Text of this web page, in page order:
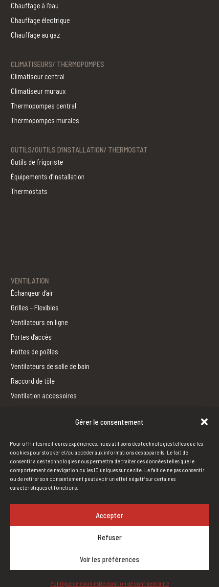
Gérer le consentement
Pour offrir les meilleures expériences, nous utilisons des technologies telles que les
cookies pour stocker et/ou accéder aux informations des appareils. Le fait de
consentir à ces technologies nous permettra de traiter des données telles que le
comportement de navigation ou les ID uniques sur ce site. Le fait de ne pas consentir
ou de retirer son consentement peut avoir un effet négatif sur certaines
caractéristiques et fonctions.
Accepter
Refuser
Voir les préférences
Politique de cookiesDéclaration de confidentialité
Chauffage à l'eau
Chauffage électrique
Chauffage au gaz
CLIMATISEURS/ THERMOPOMPES
Climatiseur central
Climatiseur muraux
Thermopompes central
Thermopompes murales
OUTILS/OUTILS D’INSTALLATION/ THERMOSTAT
Outils de frigoriste
Équipements d’installation
Thermostats
VENTILATION
Échangeur d’air
Grilles – Flexibles
Ventilateurs en ligne
Portes d’accès
Hottes de poêles
Ventilateurs de salle de bain
Raccord de tôle
Ventilation accessoires
Outils
HUMIDIFICATION
Humidification à vapeur
© 2017. Maxi Vent. Tous droits réservés